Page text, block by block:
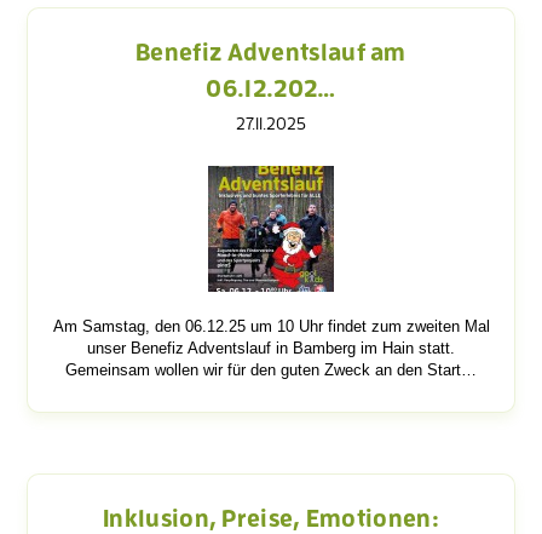
Benefiz Adventslauf am
06.12.202…
27.11.2025
Am Samstag, den 06.12.25 um 10 Uhr findet zum zweiten Mal
unser Benefiz Adventslauf in Bamberg im Hain statt.
Gemeinsam wollen wir für den guten Zweck an den Start…
Inklusion, Preise, Emotionen: